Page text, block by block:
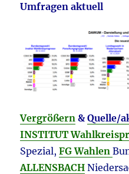
Umfragen aktuell
Vergrößern &Quelle/
INSTITUT
Spezial, FG Wahlen
ALLENSBACH